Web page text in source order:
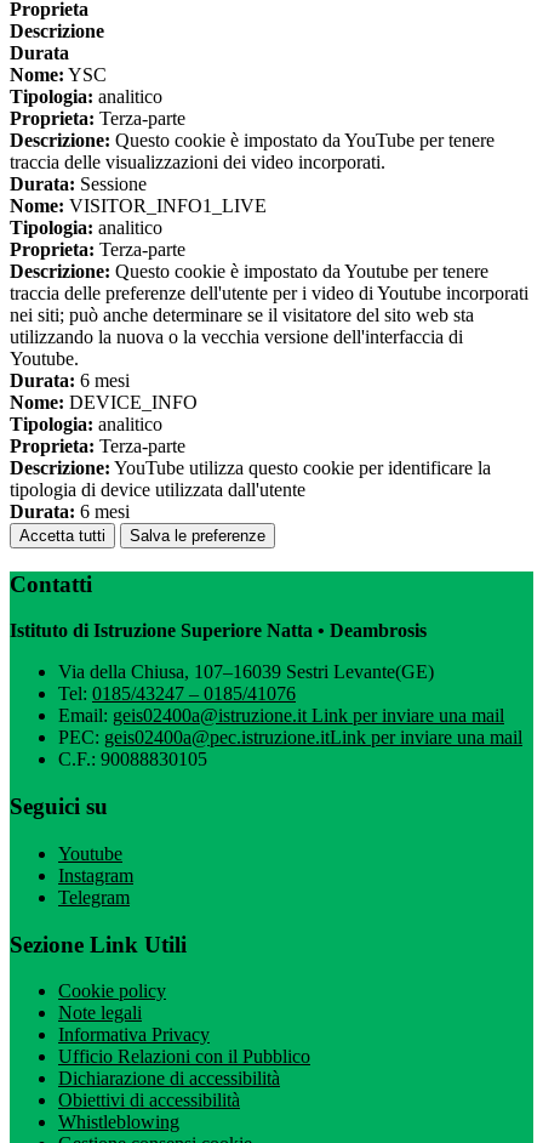
Proprieta
Descrizione
Durata
Nome: YSC
Tipologia: analitico
Proprieta: Terza-parte
Descrizione: Questo cookie è impostato da YouTube per tenere
traccia delle visualizzazioni dei video incorporati.
Durata: Sessione
Nome: VISITOR_INFO1_LIVE
Tipologia: analitico
Proprieta: Terza-parte
Descrizione: Questo cookie è impostato da Youtube per tenere
traccia delle preferenze dell'utente per i video di Youtube incorporati
nei siti; può anche determinare se il visitatore del sito web sta
utilizzando la nuova o la vecchia versione dell'interfaccia di
Youtube.
Durata: 6 mesi
Nome: DEVICE_INFO
Tipologia: analitico
Proprieta: Terza-parte
Descrizione: YouTube utilizza questo cookie per identificare la
tipologia di device utilizzata dall'utente
Durata: 6 mesi
Accetta tutti Salva le preferenze
Contatti
Istituto di Istruzione Superiore Natta • Deambrosis
Via della Chiusa, 107–16039 Sestri Levante(GE)
Tel: 0185/43247 – 0185/41076
Email: geis02400a@istruzione.itLink per inviare una mail
PEC: geis02400a@pec.istruzione.itLink per inviare una mail
C.F.: 90088830105
Seguici su
Youtube
Instagram
Telegram
Sezione Link Utili
Cookie policy
Note legali
Informativa Privacy
Ufficio Relazioni con il Pubblico
Dichiarazione di accessibilità
Obiettivi di accessibilità
Whistleblowing